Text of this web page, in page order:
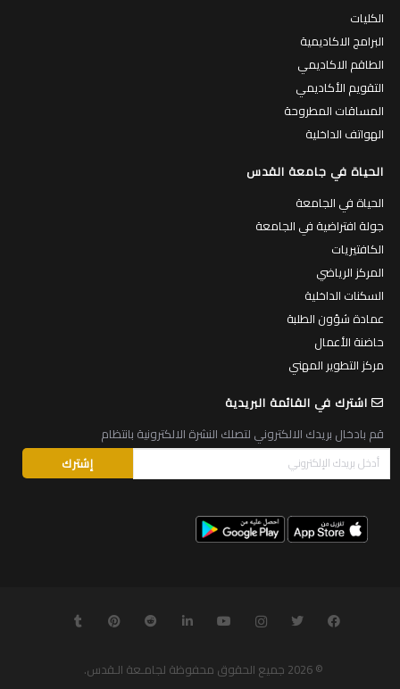
الكليات
البرامج الاكاديمية
الطاقم الاكاديمي
التقويم الأكاديمي
المساقات المطروحة
الهواتف الداخلية
الحياة في جامعة القدس
الحياة في الجامعة
جولة افتراضية في الجامعة
الكافتيريات
المركز الرياضي
السكنات الداخلية
عمادة شؤون الطلبة
حاضنة الأعمال
مركز التطوير المهني
اشترك في القائمة البريدية
قم بادخال بريدك الالكتروني لتصلك النشرة الالكترونية بانتظام
© 2026 جميع الحقوق محفوظة لجامـعة الـقدس.